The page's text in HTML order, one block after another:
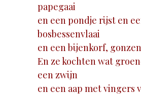
papegaai
en een pondje rijst en
bosbessenvlaai
en een bijenkorf,
En ze kochten wat
een zwijn
en een aap met vingers